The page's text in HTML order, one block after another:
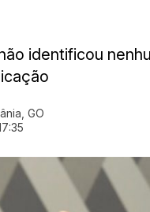
identificou
GO